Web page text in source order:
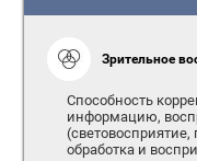
Зрительное
Способность
информацию,
(световосприятие,
обработка и